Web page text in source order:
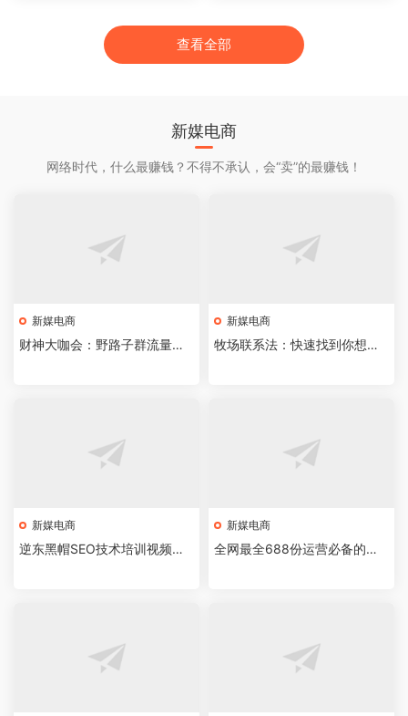
查看全部
新媒电商
网络时代，什么最赚钱？不得不承认，会“卖”的最赚钱！
新媒电商
财神大咖会：野路子群流量，
新媒电商
牧场联系法：快速找到你想找
新媒电商
逆东黑帽SEO技术培训视频教
新媒电商
全网最全688份运营必备的实